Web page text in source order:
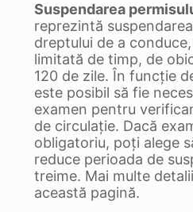
Suspendarea
reprezintă
dreptului de a
limitată de timp, de
120 de zile. În funcție
este posibil să fie
examen pentru
de circulație. Dacă
obligatoriu, poți alege
reduce perioada de
treime. Mai multe
această pagină.